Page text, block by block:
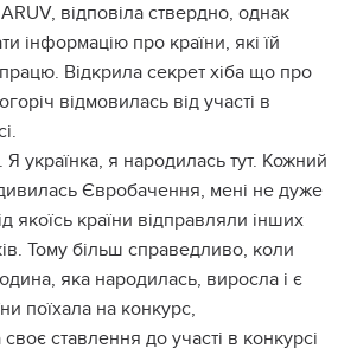
відповіла ствердно, однак
інформацію про країни, які їй
Відкрила секрет хіба що про
відмовилась від участі в
Я українка, я народилась тут. Кожний
Євробачення, мені не дуже
якоїсь країни відправляли інших
Тому більш справедливо, коли
яка народилась, виросла і є
поїхала на конкурс,
ставлення до участі в конкурсі